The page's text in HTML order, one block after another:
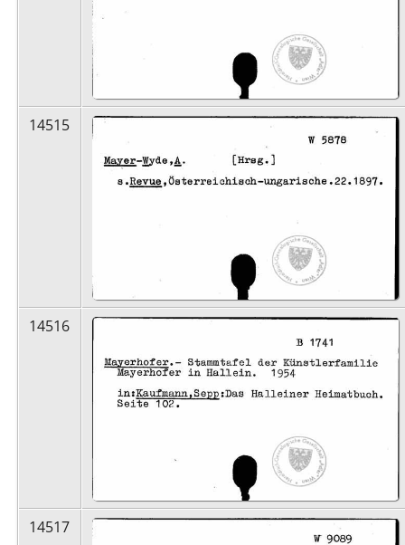
14515
14516
14517